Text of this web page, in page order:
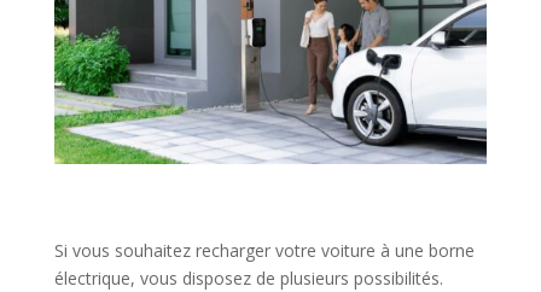
Si vous souhaitez recharger votre voiture à une borne
électrique, vous disposez de plusieurs possibilités.